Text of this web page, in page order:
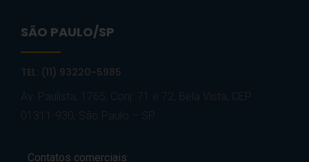
SÃO PAULO/SP
TEL: (11) 93220-5985
Av. Paulista, 1765, Conj. 71 e 72, Bela Vista, CEP
01311-930, São Paulo – SP
Contatos comerciais: